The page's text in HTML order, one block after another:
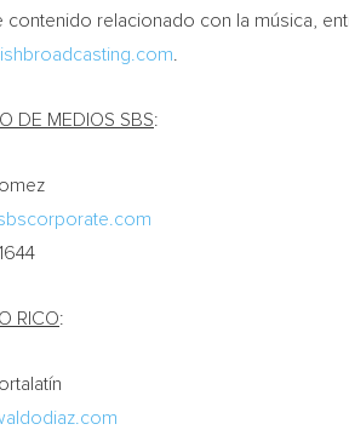
contenido relacionado con la música,
DE MEDIOS SBS:
RICO: